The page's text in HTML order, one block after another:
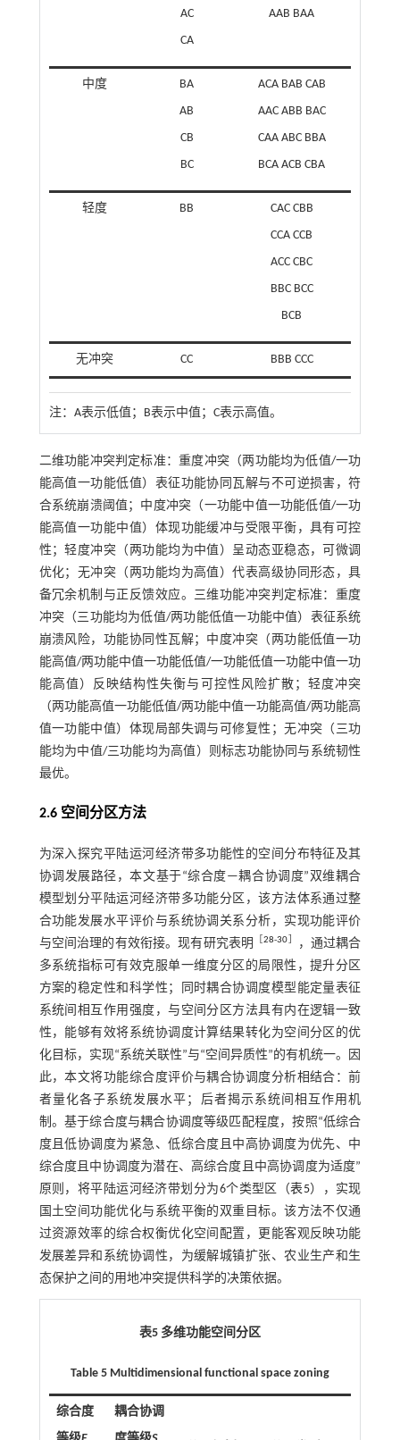
AC
CA
AAB BAA
中度
BA
AB
CB
BC
ACA BAB CAB
AAC ABB BAC
CAA ABC BBA
BCA ACB CBA
轻度 BB
CAC CBB
CCA CCB
ACC CBC
BBC BCC
BCB
无冲突 CC BBB CCC
注： A表示低值；B表示中值；C表示高值。
二维功能冲突判定标准：重度冲突（两功能均为低值/一功
能高值一功能低值）表征功能协同瓦解与不可逆损害，符
合系统崩溃阈值；中度冲突（一功能中值一功能低值/一功
能高值一功能中值）体现功能缓冲与受限平衡，具有可控
性；轻度冲突（两功能均为中值）呈动态亚稳态，可微调
优化；无冲突（两功能均为高值）代表高级协同形态，具
备冗余机制与正反馈效应。三维功能冲突判定标准：重度
冲突（三功能均为低值/两功能低值一功能中值）表征系统
崩溃风险，功能协同性瓦解；中度冲突（两功能低值一功
能高值/两功能中值一功能低值/一功能低值一功能中值一功
能高值）反映结构性失衡与可控性风险扩散；轻度冲突
（两功能高值一功能低值/两功能中值一功能高值/两功能高
值一功能中值）体现局部失调与可修复性；无冲突（三功
能均为中值/三功能均为高值）则标志功能协同与系统韧性
最优。
2.6 空间分区方法
为深入探究平陆运河经济带多功能性的空间分布特征及其
协调发展路径，本文基于“综合度—耦合协调度”双维耦合
模型划分平陆运河经济带多功能分区，该方法体系通过整
合功能发展水平评价与系统协调关系分析，实现功能评价
与空间治理的有效衔接。现有研究表明
［28-30
，通过耦合
多系统指标可有效克服单一维度分区的局限性，提升分区
方案的稳定性和科学性；同时耦合协调度模型能定量表征
系统间相互作用强度，与空间分区方法具有内在逻辑一致
性，能够有效将系统协调度计算结果转化为空间分区的优
化目标，实现“系统关联性”与“空间异质性”的有机统一。因
此，本文将功能综合度评价与耦合协调度分析相结合：前
者量化各子系统发展水平；后者揭示系统间相互作用机
制。基于综合度与耦合协调度等级匹配程度，按照“低综合
度且低协调度为紧急、低综合度且中高协调度为优先、中
综合度且中协调度为潜在、高综合度且中高协调度为适度”
原则，将平陆运河经济带划分为6个类型区（表5），实现
国土空间功能优化与系统平衡的双重目标。该方法不仅通
过资源效率的综合权衡优化空间配置，更能客观反映功能
发展差异和系统协调性，为缓解城镇扩张、农业生产和生
态保护之间的用地冲突提供科学的决策依据。
表5 多维功能空间分区
Table 5 Multidimensional functional space zoning
综合度
耦合协调